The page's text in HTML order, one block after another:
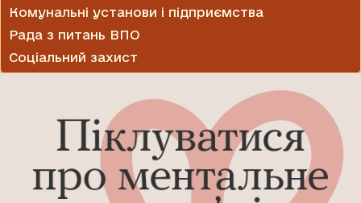
Комунальні установи і підприємства
Рада з питань ВПО
Соціальний захист